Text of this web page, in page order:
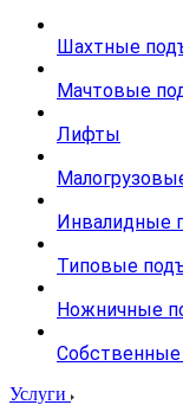
Шахтные
Мачтовые
Лифты
Инвалидные
Типовые
Ножничные
Собственные
Услуги